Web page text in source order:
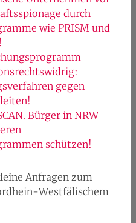
durch
wie PRISM und
gegen
Bürger in NRW
schützen!
Anfragen zum
Westfälischem